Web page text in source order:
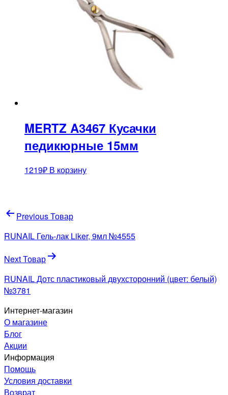
MERTZ A3467 Кусачки
педикюрные 15мм
1219₽ В корзину
Навигация
по
записям
Previous Товар
RUNAIL Гель-лак Liker, 9мл №4555
Next Товар
RUNAIL Дотс пластиковый двухсторонний (цвет: белый)
№3781
Интернет-магазин
О магазине
Блог
Акции
Информация
Помощь
Условия доставки
Возврат